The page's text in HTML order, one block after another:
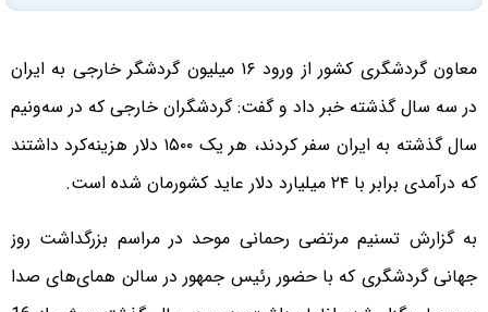
معاون گردشگری کشور از ورود ۱۶ میلیون گردشگر خارجی به ایران
در سه سال گذشته خبر داد و گفت: گردشگران خارجی که در سه‌ونیم
سال گذشته به ایران سفر کردند، هر یک ۱۵۰۰ دلار هزینه‌کرد داشتند
که درآمدی برابر با ۲۴ میلیارد دلار عاید کشورمان شده است.
به گزارش تسنیم مرتضی رحمانی موحد در مراسم بزرگداشت روز
جهانی گردشگری که با حضور رئیس جمهور در سالن همای‌های صدا